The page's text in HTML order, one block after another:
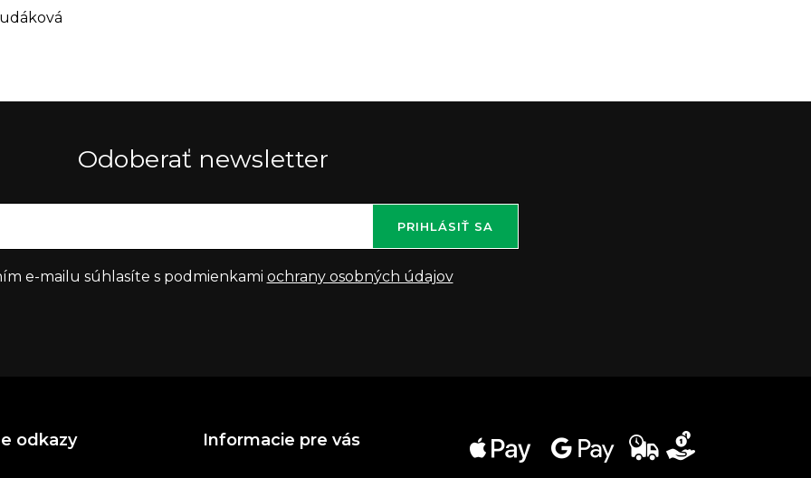
Odoberať newsletter
e-mailu súhlasíte s podmienkami ochrany osobných údajov
PRIHLÁSIŤ SA
odkazy Informacie pre vás